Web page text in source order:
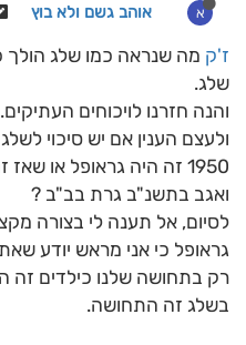
א אוהב גשם ולא בוץ
ז'ק מה שנראה כמו שלג הולך
שלג.
והנה חזרנו לויכוחים העתיקים.
ולעצם הענין אם יש סיכוי
1950 זה היה גראופל או שאז זה כן היה שלג ?
ואגב בתשנ"ב גרת בב"ב ?
לסיום, אל תענה לי בצורה
גראופל כי אני מראש יודע
רק בתחושה שלנו כילדים זה
בשלג זה התחושה.